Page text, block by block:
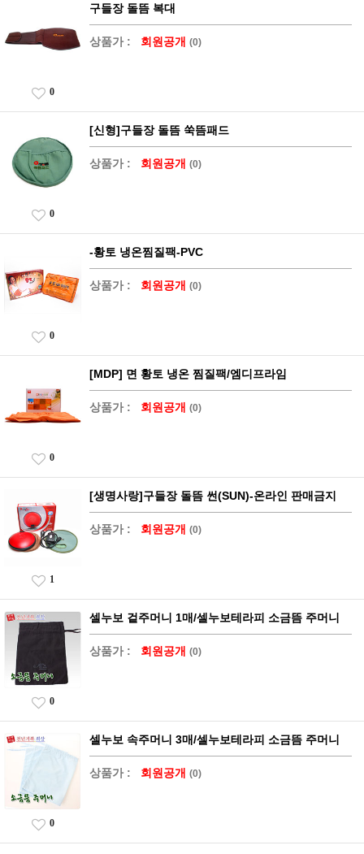
구들장 돌뜸 복대
상품가 : 회원공개 (0)
0
[신형]구들장 돌뜸 쑥뜸패드
상품가 : 회원공개 (0)
0
-황토 냉온찜질팩-PVC
상품가 : 회원공개 (0)
0
[MDP] 면 황토 냉온 찜질팩/엠디프라임
상품가 : 회원공개 (0)
0
[생명사랑]구들장 돌뜸 썬(SUN)-온라인 판매금지
상품가 : 회원공개 (0)
1
셀누보 겉주머니 1매/셀누보테라피 소금뜸 주머니
상품가 : 회원공개 (0)
0
셀누보 속주머니 3매/셀누보테라피 소금뜸 주머니
상품가 : 회원공개 (0)
0